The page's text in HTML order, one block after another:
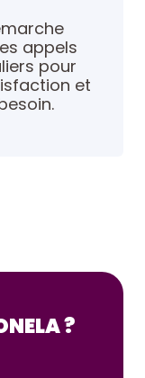
appels
pour
et
?